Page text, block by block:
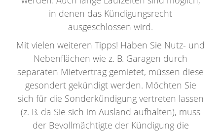
in denen das Kündigungsrecht
ausgeschlossen wird.
Mit vielen weiteren Tipps! Haben Sie Nutz- und
Nebenflächen wie z. B. Garagen durch
separaten Mietvertrag gemietet, müssen diese
gesondert gekündigt werden. Möchten Sie
sich für die Sonderkündigung vertreten lassen
(z. B. da Sie sich im Ausland aufhalten), muss
der Bevollmächtigte der Kündigung die